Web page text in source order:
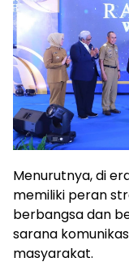
Menurutnya, di
memiliki peran
berbangsa dan
sarana
masyarakat.